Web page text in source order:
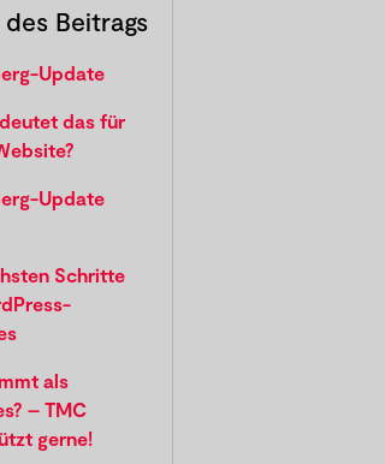
Beitrags
Update
das für
Update
Schritte
als
– TMC
gerne!